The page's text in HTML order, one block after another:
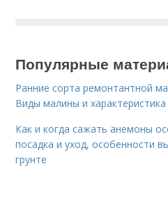
Популярные
Ранние сорта ремонтантной
Виды малины и
Как и когда сажать анемоны
посадка и уход, особенности
грунте